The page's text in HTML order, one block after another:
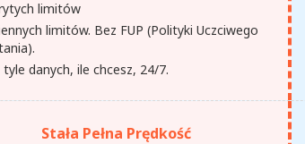
limitów
limitów. Bez FUP (Polityki Uczciwego
tyle danych, ile chcesz, 24/7.
Stała Pełna Prędkość